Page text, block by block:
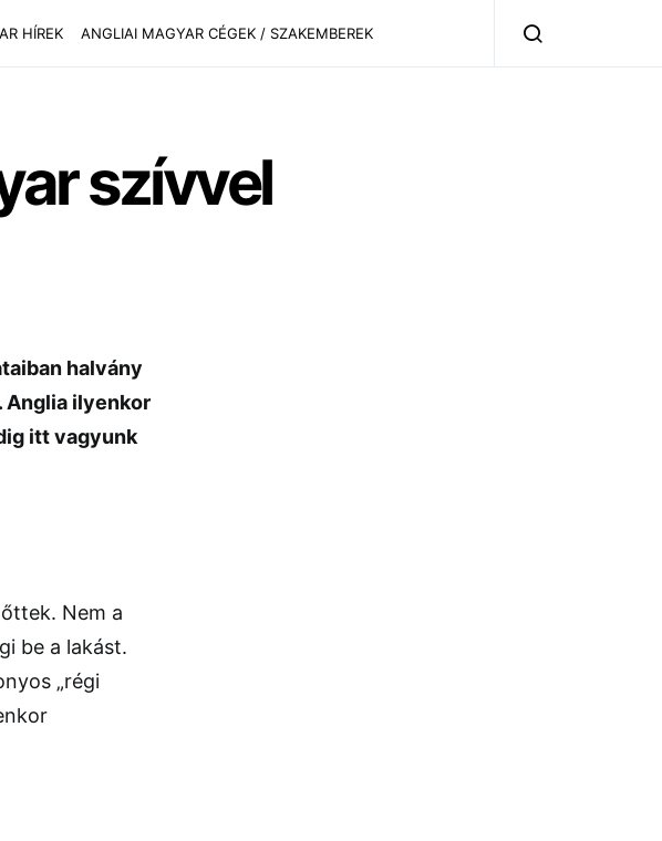
HÍREK ANGLIAI MAGYAR CÉGEK / SZAKEMBEREK
szívvel
halvány
Anglia ilyenkor
itt vagyunk
Nem a
be a lakást.
„régi